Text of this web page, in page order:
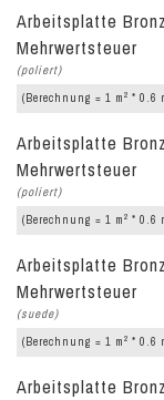
Arbeitsplatte
Mehrwertsteuer
(poliert)
(Berechnung = 1 m 2 * 0.6
Arbeitsplatte
Mehrwertsteuer
(poliert)
(Berechnung = 1 m 2 * 0.6
Arbeitsplatte
Mehrwertsteuer
(suede)
(Berechnung = 1 m 2 * 0.6
Arbeitsplatte